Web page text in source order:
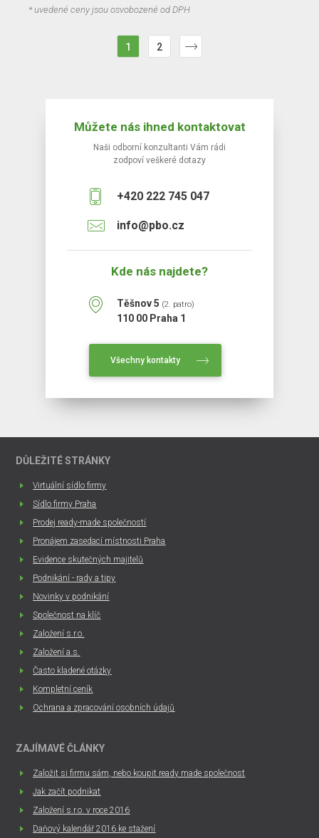
* uvedené ceny jsou osvobozené od DPH
1 2
Můžete nás ihned kontaktovat
Naši odborní konzultanti Vám rádi
zodpoví veškeré dotazy
+420 222 745 047
info@pbo.cz
Kde nás najdete?
Těšnov 5 (2. patro)
110 00 Praha 1
Všechny kontakty
DŮLEŽITÉ STRÁNKY
Virtuální sídlo firmy
Sídlo firmy Praha
Prodej ready-made společností
Pronájem zasedací místnosti Praha
Evidence skutečných majitelů
Podnikání - rady a tipy
Novinky v podnikání
Společnost na klíč
Založení s.r.o.
Založení a.s.
Často kladené otázky
Kompletní ceník
Ochrana a zpracování osobních údajů
ZAJÍMAVÉ ČLÁNKY
Založit si firmu sám, nebo koupit ready made společnost
Jak začít podnikat
Založení s.r.o. v roce 2016
Daňový kalendář 2016 ke stažení